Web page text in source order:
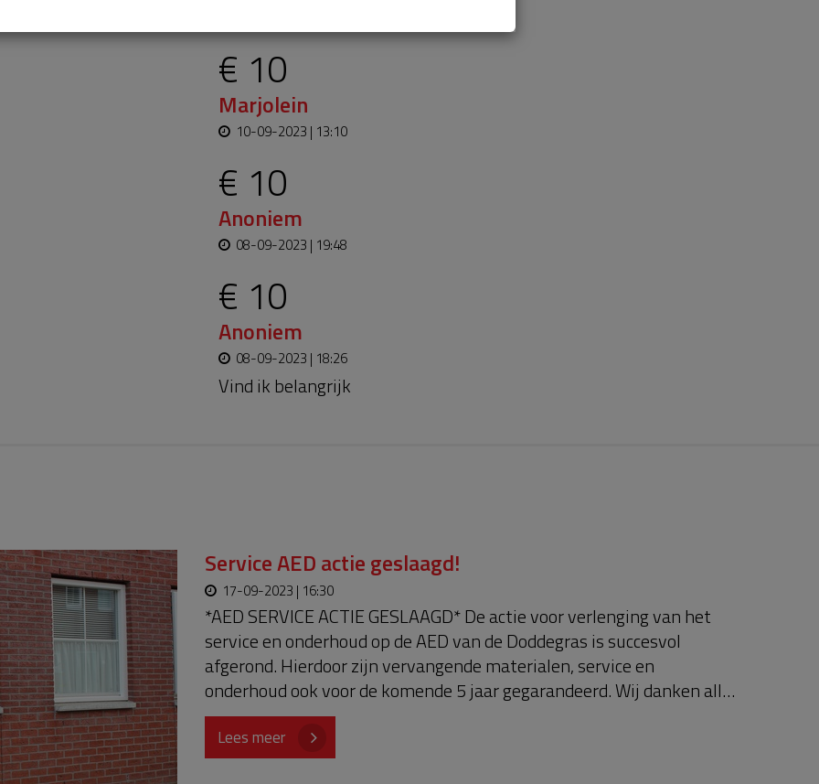
€ 10
Marjolein
10-09-2023 | 13:10
€ 10
Anoniem
08-09-2023 | 19:48
€ 10
Anoniem
08-09-2023 | 18:26
Vind ik belangrijk
Service AED actie geslaagd!
17-09-2023 | 16:30
*AED SERVICE ACTIE GESLAAGD* De actie voor verlenging van het
service en onderhoud op de AED van de Doddegras is succesvol
afgerond. Hierdoor zijn vervangende materialen, service en
onderhoud ook voor de komende 5 jaar gegarandeerd. Wij danken alle
donateurs voor hun bijdrage aan een HARTveilige woonomgeving ❤
Lees meer